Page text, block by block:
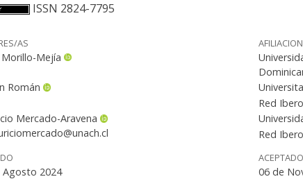
ISSN 2824-7795
AS
Morillo-Mejía
Román
Red
Mercado-Aravena
Red
Agosto 2024
ACEPTADO
06 de